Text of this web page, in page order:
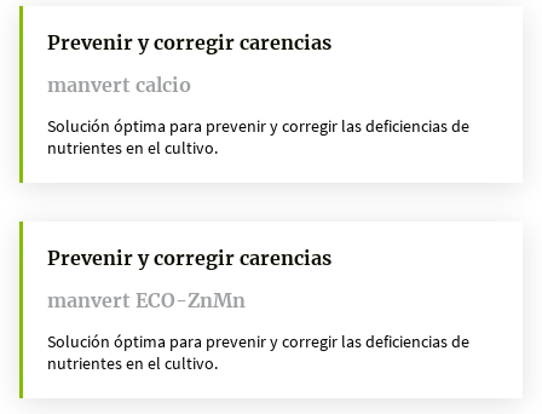
Prevenir y corregir carencias
manvert calcio
Solución óptima para prevenir y corregir las deficiencias de
nutrientes en el cultivo.
Prevenir y corregir carencias
manvert ECO-ZnMn
Solución óptima para prevenir y corregir las deficiencias de
nutrientes en el cultivo.